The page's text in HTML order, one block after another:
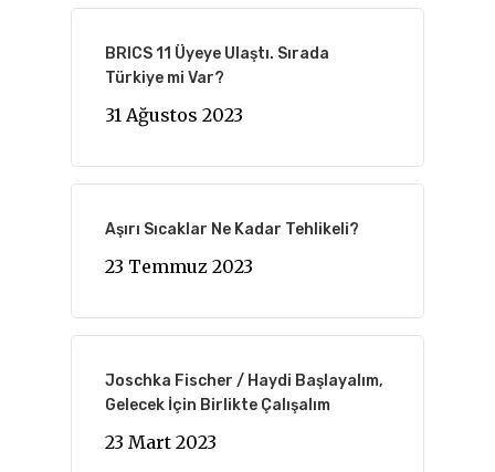
BRICS 11 Üyeye Ulaştı. Sırada
Türkiye mi Var?
31 Ağustos 2023
Aşırı Sıcaklar Ne Kadar Tehlikeli?
23 Temmuz 2023
Joschka Fischer / Haydi Başlayalım,
Gelecek İçin Birlikte Çalışalım
23 Mart 2023